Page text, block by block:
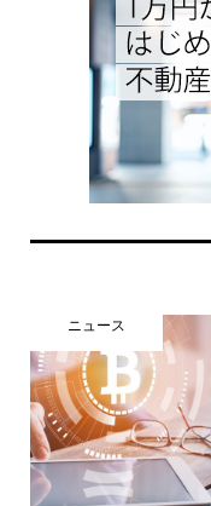
ニュース